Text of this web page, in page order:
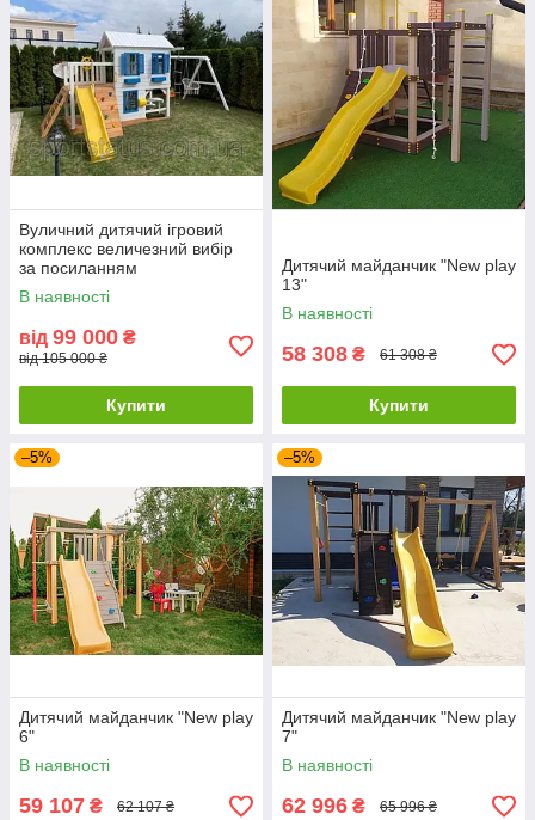
Вуличний дитячий ігровий
комплекс величезний вибір
за посиланням
В наявності
від 99 000 ₴
від 105 000 ₴
Купити
Дитячий майданчик "New play
13"
В наявності
58 308 ₴ 61 308 ₴
Купити
–5%
Дитячий майданчик "New play
6"
В наявності
59 107 ₴ 62 107 ₴
–5%
Дитячий майданчик "New play
7"
В наявності
62 996 ₴ 65 996 ₴